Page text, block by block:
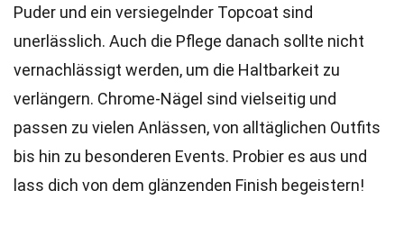
Puder und ein versiegelnder Topcoat sind
unerlässlich. Auch die Pflege danach sollte nicht
vernachlässigt werden, um die Haltbarkeit zu
verlängern. Chrome-Nägel sind vielseitig und
passen zu vielen Anlässen, von alltäglichen Outfits
bis hin zu besonderen Events. Probier es aus und
lass dich von dem glänzenden Finish begeistern!